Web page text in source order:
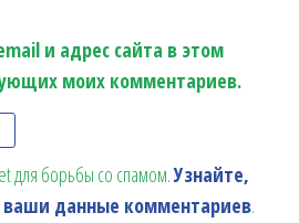
и адрес сайта в этом
моих комментариев.
для борьбы со спамом.Узнайте,
ваши данные комментариев.